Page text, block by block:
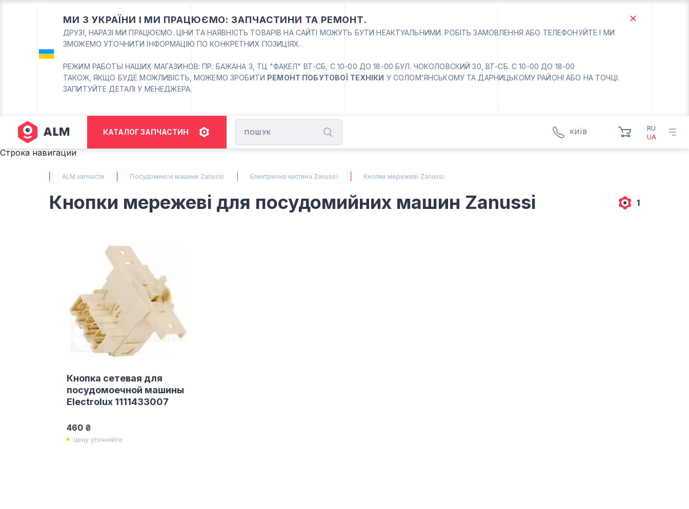
МИ З УКРАЇНИ І МИ ПРАЦЮЄМО: ЗАПЧАСТИНИ ТА РЕМОНТ.
ДРУЗІ, НАРАЗІ МИ ПРАЦЮЄМО. ЦІНИ ТА НАЯВНІСТЬ ТОВАРІВ НА САЙТІ МОЖУТЬ БУТИ НЕАКТУАЛЬНИМИ. РОБІТЬ ЗАМОВЛЕННЯ АБО ТЕЛЕФОНУЙТЕ І МИ
ЗМОЖЕМО УТОЧНИТИ ІНФОРМАЦІЮ ПО КОНКРЕТНИХ ПОЗИЦІЯХ.
РЕЖИМ РАБОТЫ НАШИХ МАГАЗИНОВ: ПР. БАЖАНА 3, ТЦ "ФАКЕЛ" ВТ-СБ, С 10-00 ДО 18-00 БУЛ. ЧОКОЛОВСКИЙ 30, ВТ-СБ. С 10-00 ДО 18-00
ТАКОЖ, ЯКЩО БУДЕ МОЖЛИВІСТЬ, МОЖЕМО ЗРОБИТИ РЕМОНТ ПОБУТОВОЇ ТЕХНІКИ У СОЛОМ’ЯНСЬКОМУ ТА ДАРНИЦЬКОМУ РАЙОНІ АБО НА ТОЧЦІ.
ЗАПИТУЙТЕ ДЕТАЛІ У МЕНЕДЖЕРА.
КАТАЛОГ ЗАПЧАСТИН КИЇВ
Нд-Пн. Вихідний
RU
UA
Строка навигации
ALM запчасти Посудомиючі машини Zanussi Електрична частина Zanussi Кнопки мережеві Zanussi
Кнопки мережеві для посудомийних машин Zanussi 1
Кнопка сетевая для
посудомоечной машины
Electrolux 1111433007
460 ₴
Цену уточняйте